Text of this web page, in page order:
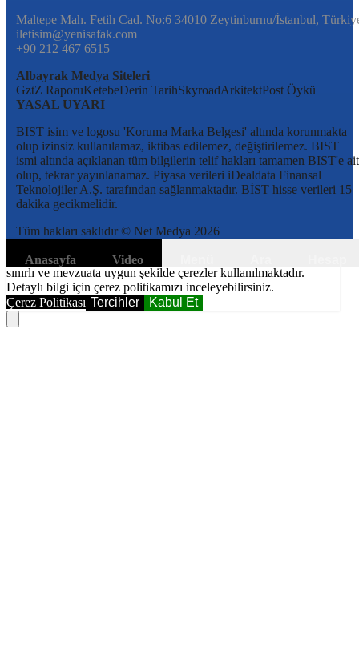
Maltepe Mah. Fetih Cad. No:6 34010 Zeytinburnu/İstanbul,
iletisim@yenisafak.com
+90 212 467 6515
Albayrak Medya Siteleri
GztZ RaporuKetebeDerin TarihSkyroadArkitektPost Öykü
YASAL UYARI
BIST isim ve logosu 'Koruma Marka Belgesi' altında korunmakta
olup izinsiz kullanılamaz, iktibas edilemez, değiştirilemez. BIST
ismi altında açıklanan tüm bilgilerin telif hakları tamamen BIST'e ait
olup, tekrar yayınlanamaz. Piyasa verileri iDealdata Finansal
Teknolojiler A.Ş. tarafından sağlanmaktadır. BİST hisse verileri 15
dakika gecikmelidir.
Tüm hakları saklıdır © Net Medya 2026
Anasayfa Video
6698 sayılı Kişisel Verilerin Korunması Kanunundaki amaçlar ile
sınırlı ve mevzuata uygun şekilde çerezler kullanılmaktadır.
Detaylı bilgi için çerez politikamızı inceleyebilirsiniz.
Çerez Politikası Tercihler Kabul Et